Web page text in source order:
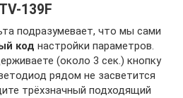
139F
подразумевает, что мы сами
код настройки параметров.
(около 3 сек.) кнопку
рядом не засветится
трёхзначный подходящий